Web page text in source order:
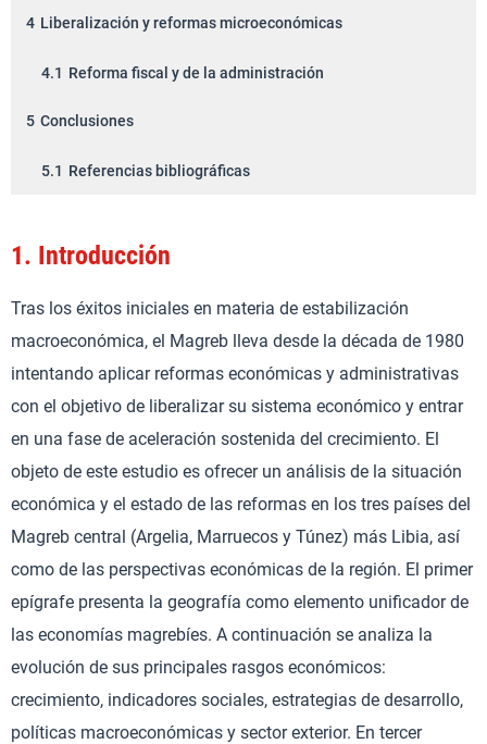
4 Liberalización y reformas microeconómicas
4.1 Reforma fiscal y de la administración
5 Conclusiones
5.1 Referencias bibliográficas
1. Introducción
Tras los éxitos iniciales en materia de estabilización
macroeconómica, el Magreb lleva desde la década de 1980
intentando aplicar reformas económicas y administrativas
con el objetivo de liberalizar su sistema económico y entrar
en una fase de aceleración sostenida del crecimiento. El
objeto de este estudio es ofrecer un análisis de la situación
económica y el estado de las reformas en los tres países del
Magreb central (Argelia, Marruecos y Túnez) más Libia, así
como de las perspectivas económicas de la región. El primer
epígrafe presenta la geografía como elemento unificador de
las economías magrebíes. A continuación se analiza la
evolución de sus principales rasgos económicos:
crecimiento, indicadores sociales, estrategias de desarrollo,
políticas macroeconómicas y sector exterior. En tercer